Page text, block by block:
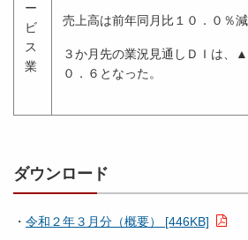
ー
ビ
ス
業
売上高は前年同月比１０．０％減
３か月先の業況見通しＤＩは、
０．６となった。
ダウンロード
・ 令和２年３月分（概要） [446KB]